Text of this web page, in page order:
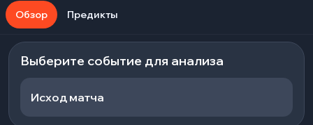
Обзор Предикты
Выберите событие для анализа
Исход матча